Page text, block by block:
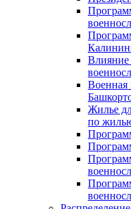
Влияние
Военная
Жилье
по